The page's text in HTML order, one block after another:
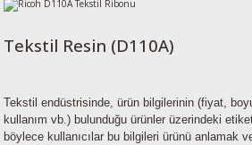
Tekstil Resin (D110A)
Tekstil endüstrisinde, ürün bilgilerinin (fiyat,
kullanım vb.) bulunduğu ürünler üzerindeki
böylece kullanıcılar bu bilgileri ürünü anlamak